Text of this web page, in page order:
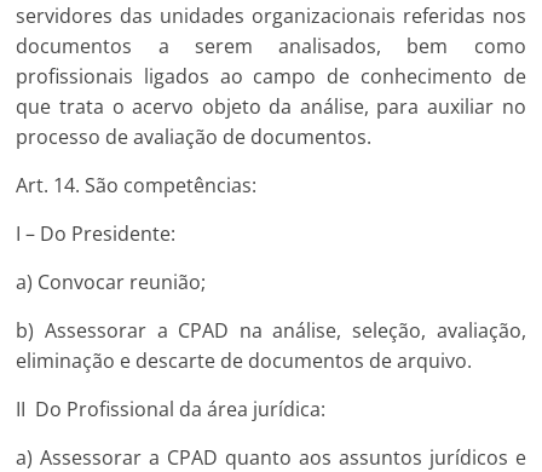
servidores das unidades organizacionais referidas nos
documentos a serem analisados, bem como
profissionais ligados ao campo de conhecimento de
que trata o acervo objeto da análise, para auxiliar no
processo de avaliação de documentos.
Art. 14. São competências:
I – Do Presidente:
a) Convocar reunião;
b) Assessorar a CPAD na análise, seleção, avaliação,
eliminação e descarte de documentos de arquivo.
II Do Profissional da área jurídica:
a) Assessorar a CPAD quanto aos assuntos jurídicos e